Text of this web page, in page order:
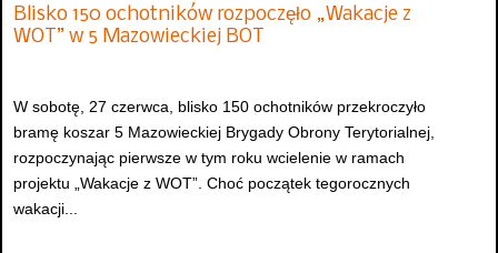
Blisko 150 ochotników rozpoczęło „Wakacje z
WOT” w 5 Mazowieckiej BOT
W sobotę, 27 czerwca, blisko 150 ochotników przekroczyło
bramę koszar 5 Mazowieckiej Brygady Obrony Terytorialnej,
rozpoczynając pierwsze w tym roku wcielenie w ramach
projektu „Wakacje z WOT”. Choć początek tegorocznych
wakacji...